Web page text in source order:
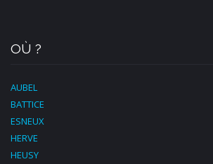
OÙ ?
AUBEL
BATTICE
ESNEUX
HERVE
HEUSY